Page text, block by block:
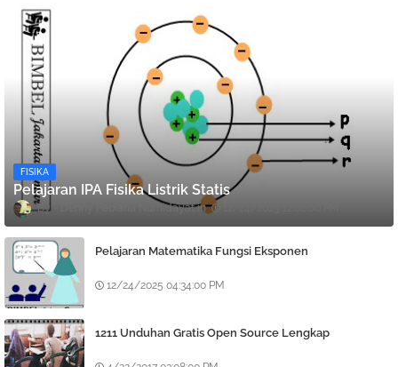
FISIKA
Pelajaran IPA Fisika Listrik Statis
Denny Febiana Nurhidayat
Pelajaran Matematika Fungsi Eksponen
12/24/2025 04:34:00 PM
1211 Unduhan Gratis Open Source Lengkap